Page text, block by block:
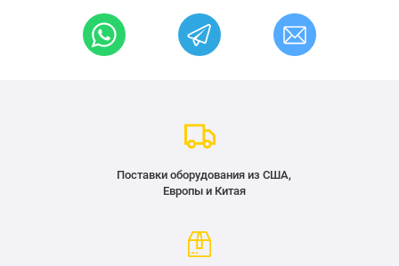
Поставки оборудования из США,
Европы и Китая